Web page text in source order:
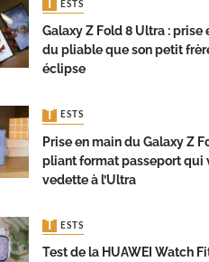
TESTS
Galaxy Z Fold 8 Ultra : prise
du pliable que son petit
éclipse
TESTS
Prise en main du Galaxy Z
pliant format passeport qui
vedette à l’Ultra
TESTS
Test de la HUAWEI Watch